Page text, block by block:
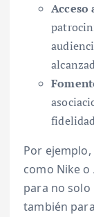
Acceso
Por
como Nike
para no
también